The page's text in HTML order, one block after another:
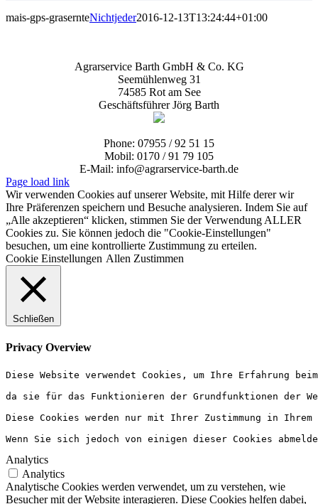
mais-gps-grasernteNichtjeder2016-12-13T13:24:44+01:00
Agrarservice Barth GmbH & Co. KG
Seemühlenweg 31
74585 Rot am See
Geschäftsführer Jörg Barth
Phone: 07955 / 92 51 15
Mobil: 0170 / 91 79 105
E-Mail: info@agrarservice-barth.de
Page load link
Wir verwenden Cookies auf unserer Website, mit Hilfe derer wir
Ihre Präferenzen speichern und Besuche analysieren. Indem Sie auf
„Alle akzeptieren“ klicken, stimmen Sie der Verwendung ALLER
Cookies zu. Sie können jedoch die "Cookie-Einstellungen"
besuchen, um eine kontrollierte Zustimmung zu erteilen.
Cookie Einstellungen Allen Zustimmen
Schließen
Privacy Overview
Diese Website verwendet Cookies, um Ihre Erfahrung
da sie für das Funktionieren der Grundfunktionen der
Diese Cookies werden nur mit Ihrer Zustimmung in
Wenn Sie sich jedoch von einigen dieser Cookies
Analytics
Analytics
Analytische Cookies werden verwendet, um zu verstehen, wie
Besucher mit der Website interagieren. Diese Cookies helfen dabei,